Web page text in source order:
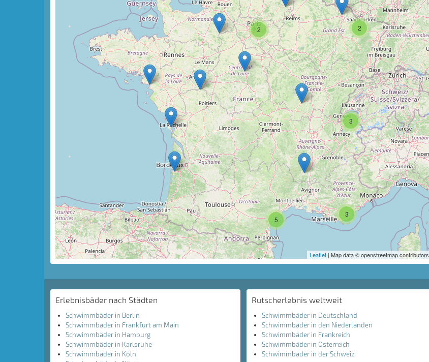
5
3
2
3
2
Leaflet | Map data © openstreetmap contributors
Erlebnisbäder nach Städten
Schwimmbäder in Berlin
Schwimmbäder in Frankfurt am Main
Schwimmbäder in Hamburg
Schwimmbäder in Karlsruhe
Schwimmbäder in Köln
Rutscherlebnis weltweit
Schwimmbäder in Deutschland
Schwimmbäder in den Niederlanden
Schwimmbäder in Frankreich
Schwimmbäder in Österreich
Schwimmbäder in der Schweiz